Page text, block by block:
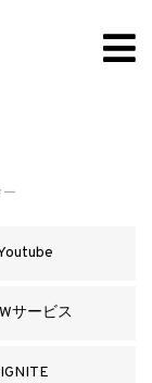
サービス
IGNITE